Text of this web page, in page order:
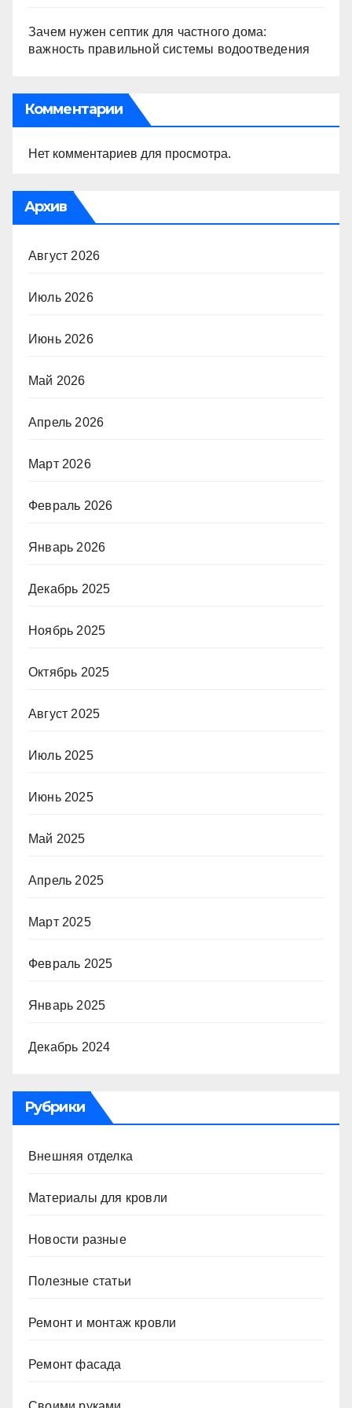
Зачем нужен септик для частного дома:
важность правильной системы водоотведения
Комментарии
Нет комментариев для просмотра.
Архив
Август 2026
Июль 2026
Июнь 2026
Май 2026
Апрель 2026
Март 2026
Февраль 2026
Январь 2026
Декабрь 2025
Ноябрь 2025
Октябрь 2025
Август 2025
Июль 2025
Июнь 2025
Май 2025
Апрель 2025
Март 2025
Февраль 2025
Январь 2025
Декабрь 2024
Рубрики
Внешняя отделка
Материалы для кровли
Новости разные
Полезные статьи
Ремонт и монтаж кровли
Ремонт фасада